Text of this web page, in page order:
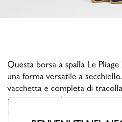
Questa borsa a spalla Le
una forma versatile a
vacchetta e completa di
presenta una chiusura a
interno ben organizzato con